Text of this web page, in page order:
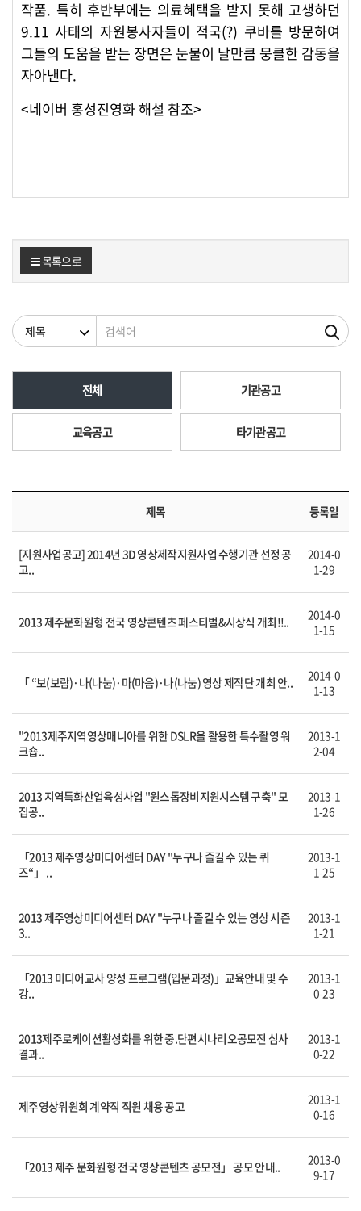
작품. 특히 후반부에는 의료혜택을 받지 못해 고생하던
9.11 사태의 자원봉사자들이 적국(?) 쿠바를 방문하여
그들의 도움을 받는 장면은 눈물이 날만큼 뭉클한 감동을
자아낸다.
<네이버 홍성진영화 해설 참조>
목록으로
검색조건 검색어
전체 기관공고
교육공고 타기관공고
제목 등록일
[지원사업공고] 2014년 3D 영상제작지원사업 수행기관 선정 공
고..
2014-0
1-29
2013 제주문화원형 전국 영상콘텐츠 페스티벌&시상식 개최!!..
2014-0
1-15
「 “보(보람)·나(나눔)·마(마음)·나(나눔) 영상 제작단 개최 안..
2014-0
1-13
"2013제주지역영상매니아를 위한 DSLR을 활용한 특수촬영 워
크숍..
2013-1
2-04
2013 지역특화산업육성사업 "원스톱장비지원시스템 구축" 모
집공..
2013-1
1-26
「2013 제주영상미디어센터 DAY "누구나 즐길 수 있는 퀴
즈“」 ..
2013-1
1-25
2013 제주영상미디어센터 DAY "누구나 즐길 수 있는 영상 시즌
3..
2013-1
1-21
「2013 미디어교사 양성 프로그램(입문과정)」교육안내 및 수
강..
2013-1
0-23
2013제주로케이션활성화를 위한 중.단편시나리오공모전 심사
결과..
2013-1
0-22
제주영상위원회 계약직 직원 채용 공고
2013-1
0-16
「2013 제주 문화원형 전국 영상콘텐츠 공모전」 공모 안내..
2013-0
9-17